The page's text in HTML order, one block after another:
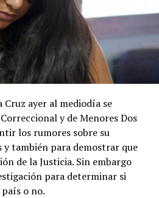
ayer al mediodía se
y de Menores Dos
los rumores sobre su
y también para demostrar que
de la Justicia. Sin embargo
para determinar si
o no.